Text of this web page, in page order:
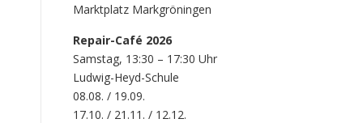
Marktplatz Markgröningen
Repair-Café 2026
Samstag, 13:30 – 17:30 Uhr
Ludwig-Heyd-Schule
08.08. / 19.09.
17.10. / 21.11. / 12.12.